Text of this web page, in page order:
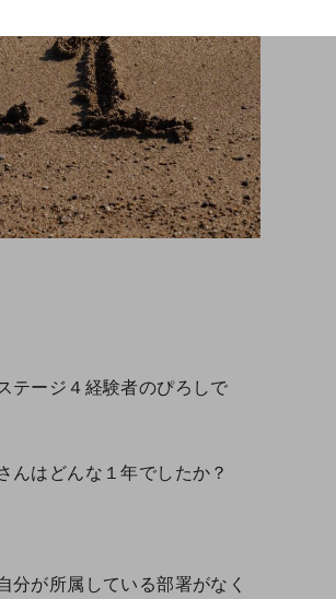
テージ４経験者のぴろしで
はどんな１年でしたか？
が所属している部署がなく